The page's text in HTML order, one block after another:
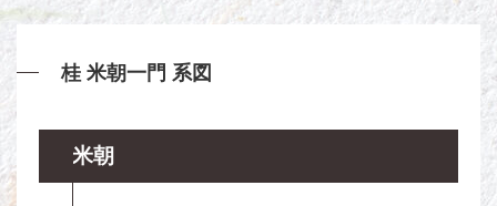
桂 米朝一門 系図
米朝